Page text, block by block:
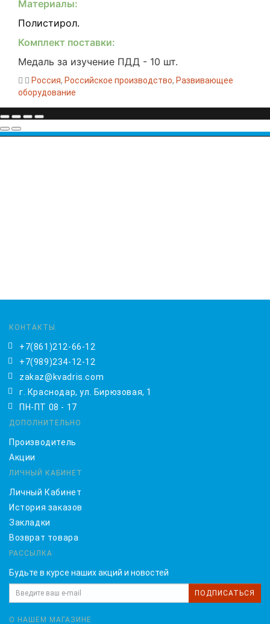
Материалы:
Полистирол.
Комплект поставки:
Медаль за изучение ПДД - 10 шт.
Россия, Российское производство, Развивающее
оборудование
КОНТАКТЫ
+7(861)212-66-12
+7(989)234-12-12
zakaz@kvadris.com
г. Краснодар, ул. Бирюзовая, 1
ПН-ПТ 08 - 17
ДОПОЛНИТЕЛЬНО
Производитель
Акции
ЛИЧНЫЙ КАБИНЕТ
Личный Кабинет
История заказов
Закладки
Возврат товара
РАССЫЛКА
Будьте в курсе наших акций и новостей
ПОДПИСАТЬСЯ
О НАШЕМ МАГАЗИНЕ